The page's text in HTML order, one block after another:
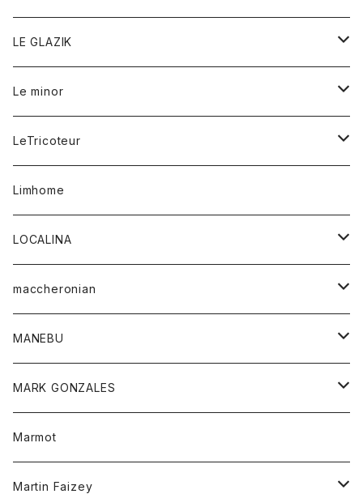
フリース
マフラー
リング
バンダナ
タンクトップ
Tシャツ
ショートパンツ
アウター
カーディガン
セーター
チュニック
ショートパンツ
オーバーオール
シャツ
ワンピース
ワンピース
スウェット
アウター
Tシャツ
LE GLAZIK
レディース
コート
シャツ
ワンピース
Tシャツ
Le minor
ボトム
スカート
パンツ
レディース
アウター
カットソー
トップス
シャツ
LeTricoteur
カーディガン
Limhome
LOCALINA
ロングスリーブテーシャツ
maccheronian
靴
MANEBU
靴
MARK GONZALES
トップス
Tシャツ
Marmot
Martin Faizey